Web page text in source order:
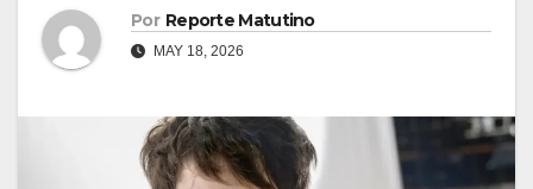
Por Reporte Matutino
MAY 18, 2026